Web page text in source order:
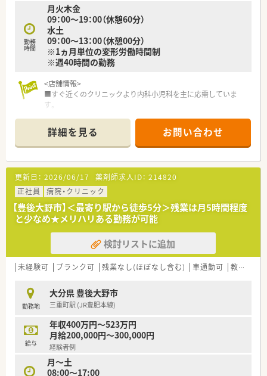
勤務
時間
月火木金
09：00～19：00（休憩60分）
水土
09：00～13：00（休憩00分）
※1ヵ月単位の変形労働時間制
※週40時間の勤務
<店舗情報>
■すぐ近くのクリニックより内科小児科を主に応需していま
す。
ています。
■応需元に合わせて、日祝+水土半休の固定お休みです。
■徒歩圏内にドラッグストアやコンビニもあり休憩時には便利
な立地です。
■遠方から転居の方には、住宅手当や借上社宅の用意等の家賃補
助もあります。
■遠方からの転居の方対象に、転居費用の支給もございます。
<会社情報>
■大分県内に調剤薬局を13店舗展開している企業です。
■全店舗の8割を総合病院門前が占めており、経営も安定してお
ります。
■処方箋処理枚数を25枚程度に抑えて安全性の向上と患者サー
■NPO子供食堂を運営。大分で6件展開されています。社会貢献
にも力を入れている企業です。
毎年、新卒者を採用しているため未経験者への教育体制も整って
おります。
■地域のお薬相談会、外出できない患者さんやターミナルケア中
の患者さんのご家庭まで専用車両で伺う服薬指導のほか、
『ひなぎく薬局杯グラウンドゴルフ大会』の主催、社会福祉法
人ラポールの就労継続支援事業施設『マルシェ』への支援を実施
しています。
詳細を見る お問い合わせ
更新日： 2026/06/17 薬剤師求人ID： 214820
正社員
病院・クリニック
【豊後大野市】＜最寄り駅から徒歩5分＞残業は月5時間程度
と少なめ★メリハリある勤務が可能
検討リストに追加
未経験可 ブランク可 残業なし(ほぼなし含む) 車通勤可 教育制度あり
勤務地
大分県 豊後大野市
三重町駅 (JR豊肥本線)
給与
年収400万円～523万円
月給200,000円～300,000円
経験者例
月～土
08:00～17:00